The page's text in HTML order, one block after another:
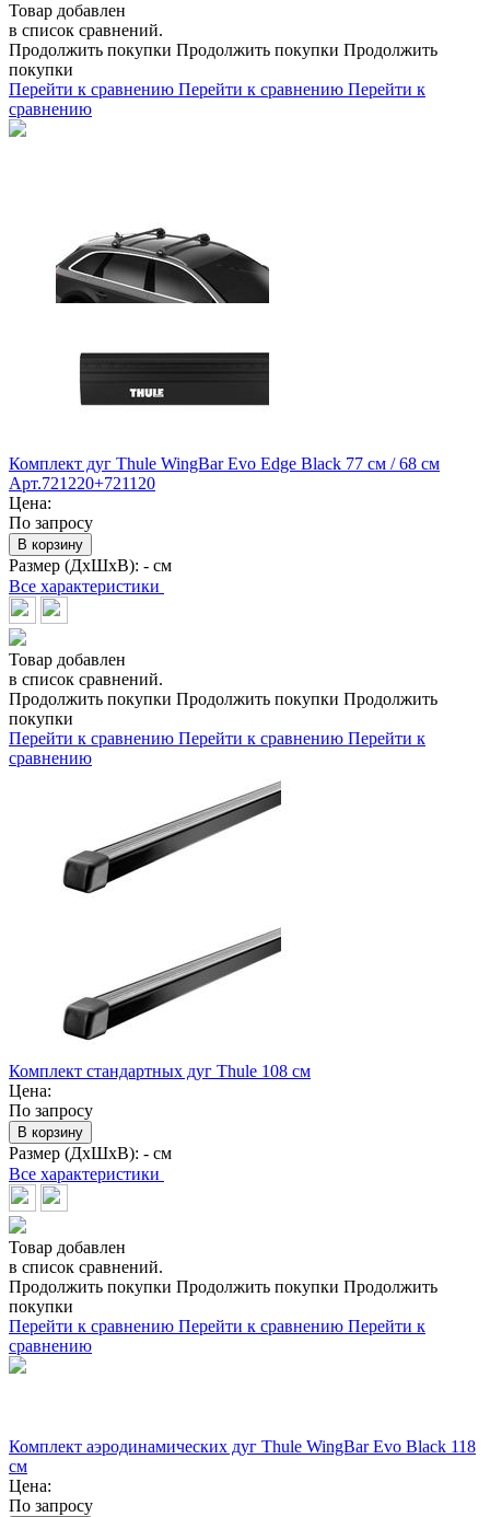
Товар добавлен
в список сравнений.
Продолжить покупки Продолжить покупки Продолжить
покупки
Перейти к сравнению Перейти к сравнению Перейти к
сравнению
Комплект дуг Thule WingBar Evo Edge Black 77 см / 68 см
Арт.721220+721120
Цена:
По запросу
В корзину
Размер (ДхШхВ): - см
Все характеристики
Товар добавлен
в список сравнений.
Продолжить покупки Продолжить покупки Продолжить
покупки
Перейти к сравнению Перейти к сравнению Перейти к
сравнению
Комплект стандартных дуг Thule 108 см
Цена:
По запросу
В корзину
Размер (ДхШхВ): - см
Все характеристики
Товар добавлен
в список сравнений.
Продолжить покупки Продолжить покупки Продолжить
покупки
Перейти к сравнению Перейти к сравнению Перейти к
сравнению
Комплект аэродинамических дуг Thule WingBar Evo Black 118
см
Цена:
По запросу